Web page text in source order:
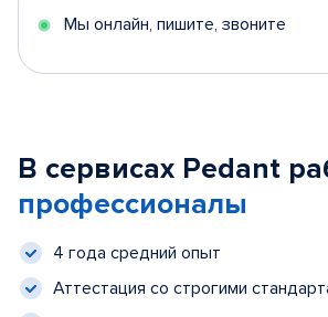
Мы онлайн, пишите, звоните
В сервисах Pedant
профессионалы
4 года средний опыт
Аттестация со строгими